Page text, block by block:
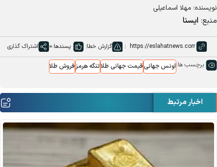
نویسنده: مهلا اسماعیلی
منبع: ایسنا
گزارش خطا پسندها:0 اشتراک گذاری
برچسب ها:اونس جهانیقیمت جهانی طلاتنگه هرمزفروش طلا
اخبار مرتبط